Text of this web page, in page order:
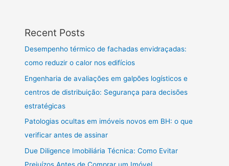
Recent Posts
Desempenho térmico de fachadas envidraçadas:
como reduzir o calor nos edifícios
Engenharia de avaliações em galpões logísticos e
centros de distribuição: Segurança para decisões
estratégicas
Patologias ocultas em imóveis novos em BH: o que
verificar antes de assinar
Due Diligence Imobiliária Técnica: Como Evitar
Prejuízos Antes de Comprar um Imóvel